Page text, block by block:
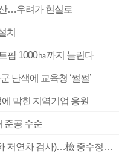
산…우려가 현실로
치
팜 1000㏊까지 늘린다
난색에 교육청 ‘쩔쩔’
막힌 지역기업 응원
준공 수순
■ 검사 신분 버리고 직급하향(10년 이하 저연차 검사)…檢 중수청행 기피